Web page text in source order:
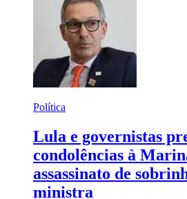
Política
Lula e governistas
condolências à
assassinato de
ministra